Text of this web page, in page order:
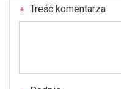
Treść komentarza